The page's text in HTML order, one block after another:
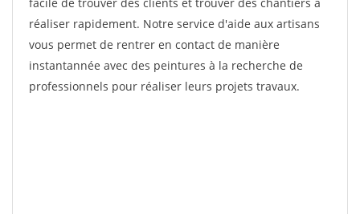
réaliser rapidement. Notre service d'aide aux artisans
vous permet de rentrer en contact de manière
instantannée avec des peintures à la recherche de
professionnels pour réaliser leurs projets travaux.